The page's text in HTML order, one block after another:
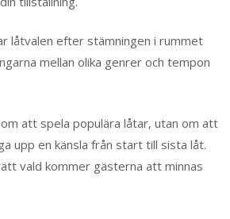
låtvalen efter stämningen i rummet
mellan olika genrer och tempon
att spela populära låtar, utan om att
upp en känsla från start till sista låt.
vald kommer gästerna att minnas